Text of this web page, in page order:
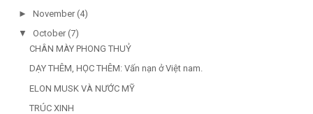
► November (4)
▼
October (7)
CHÂN MÀY PHONG THUỶ
DẠY THÊM, HỌC THÊM: Vấn nạn ở Việt nam.
ELON MUSK VÀ NƯỚC MỸ
TRÚC XINH